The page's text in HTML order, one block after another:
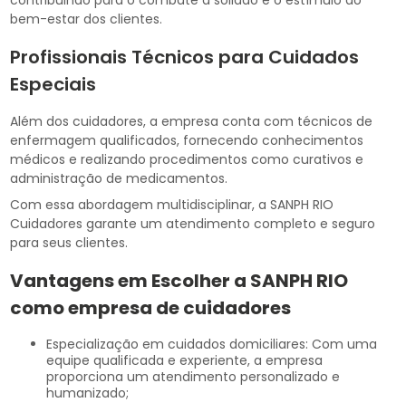
bem-estar dos clientes.
Profissionais Técnicos para Cuidados
Especiais
Além dos cuidadores, a empresa conta com técnicos de
enfermagem qualificados, fornecendo conhecimentos
médicos e realizando procedimentos como curativos e
administração de medicamentos.
Com essa abordagem multidisciplinar, a SANPH RIO
Cuidadores garante um atendimento completo e seguro
para seus clientes.
Vantagens em Escolher a SANPH RIO
comoempresa de cuidadores
Especialização em cuidados domiciliares: Com uma
equipe qualificada e experiente, a empresa
proporciona um atendimento personalizado e
humanizado;